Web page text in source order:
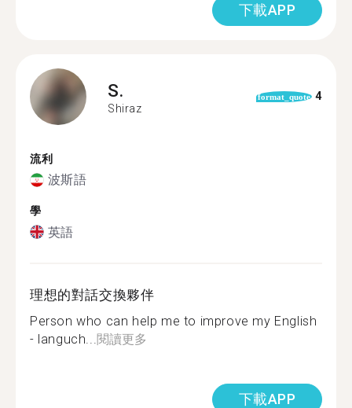
下載APP
S.
Shiraz
format_quote 4
流利
波斯語
學
英語
理想的對話交換夥伴
Person who can help me to improve my English
- languch... 閱讀更多
下載APP